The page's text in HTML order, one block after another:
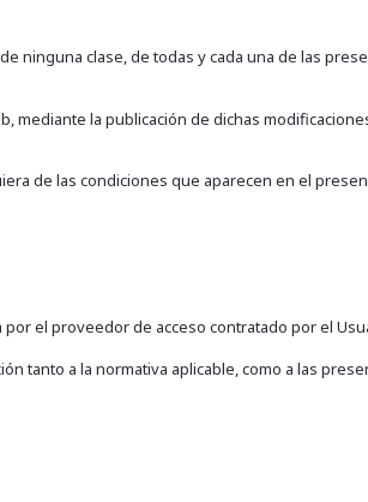
ninguna clase, de todas y cada una de las
mediante la publicación de dichas
de las condiciones que aparecen en el
el proveedor de acceso contratado por el
tanto a la normativa aplicable, como a las